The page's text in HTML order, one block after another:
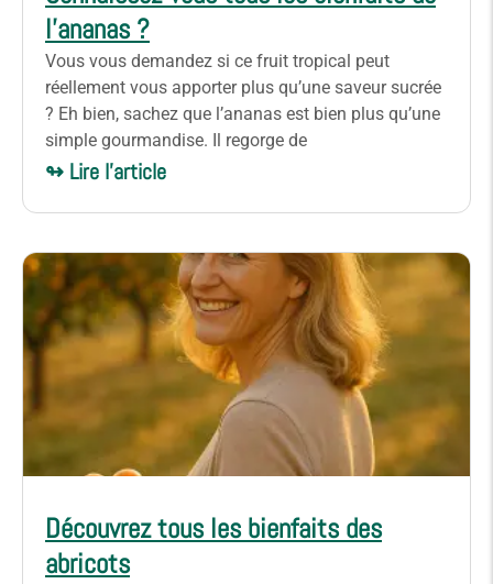
l’ananas ?
Vous vous demandez si ce fruit tropical peut
réellement vous apporter plus qu’une saveur sucrée
? Eh bien, sachez que l’ananas est bien plus qu’une
simple gourmandise. Il regorge de
↬ Lire l'article
Découvrez tous les bienfaits des
abricots